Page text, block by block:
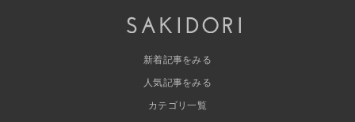
新着記事をみる
人気記事をみる
カテゴリ一覧